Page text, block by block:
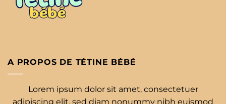
A PROPOS DE TÉTINE BÉBÉ
Lorem ipsum dolor sit amet, consectetuer
adipiscing elit, sed diam nonummy nibh euismod